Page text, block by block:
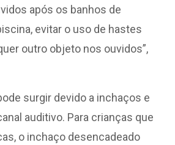
após os banhos de
evitar o uso de hastes
outro objeto nos ouvidos”,
surgir devido a inchaços e
auditivo. Para crianças que
o inchaço desencadeado